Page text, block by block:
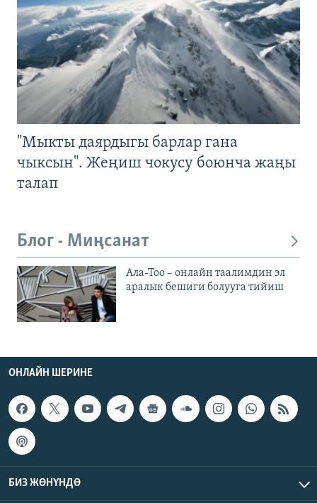
"Мыкты даярдыгы барлар гана
чыксын". Жеңиш чокусу боюнча жаңы
талап
Блог - Миңсанат
Ала-Тоо – онлайн таалимдин эл
аралык бешиги болууга тийиш
ОНЛАЙН ШЕРИНЕ
БИЗ ЖӨНҮНДӨ